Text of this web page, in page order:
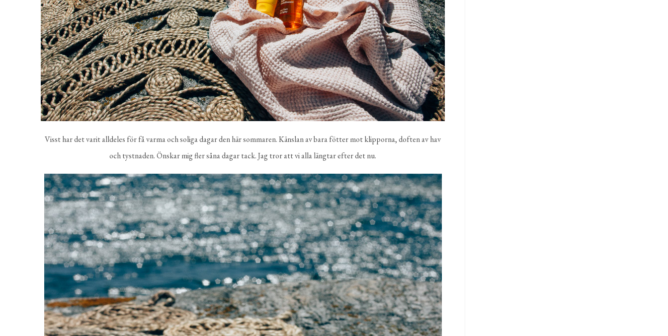
Visst har det varit alldeles för få varma och soliga dagar den här sommaren. Känslan av bara fötter mot klipporna, doften av hav
och tystnaden. Önskar mig fler såna dagar tack. Jag tror att vi alla längtar efter det nu.